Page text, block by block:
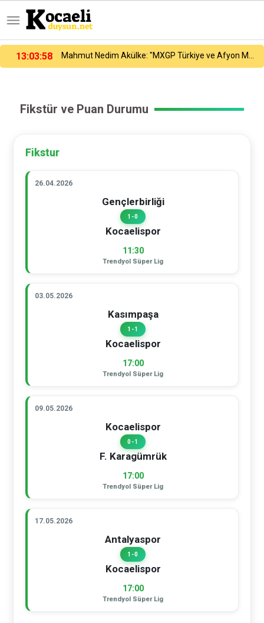
13:03:58
Fikstür ve Puan Durumu
Fikstur
26.04.2026
Gençlerbirliği
1-0
Kocaelispor
11:30
Trendyol Süper Lig
03.05.2026
Kasımpaşa
1-1
Kocaelispor
17:00
Trendyol Süper Lig
09.05.2026
Kocaelispor
0-1
F. Karagümrük
17:00
Trendyol Süper Lig
17.05.2026
Antalyaspor
1-0
Kocaelispor
17:00
Trendyol Süper Lig